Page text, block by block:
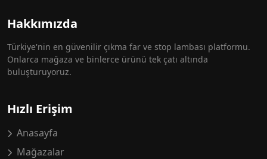
Hakkımızda
Türkiye'nin en güvenilir çıkma far ve stop lambası platformu.
Onlarca mağaza ve binlerce ürünü tek çatı altında
buluşturuyoruz.
Hızlı Erişim
Anasayfa
Mağazalar